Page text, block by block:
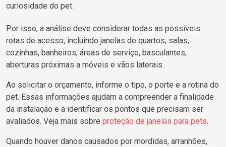
curiosidade do pet.
Por isso, a análise deve considerar todas as possíveis
rotas de acesso, incluindo janelas de quartos, salas,
cozinhas, banheiros, áreas de serviço, basculantes,
aberturas próximas a móveis e vãos laterais.
Ao solicitar o orçamento, informe o tipo, o porte e a rotina do
pet. Essas informações ajudam a compreender a finalidade
da instalação e a identificar os pontos que precisam ser
avaliados. Veja mais sobre proteção de janelas para pets.
Quando houver danos causados por mordidas, arranhões,